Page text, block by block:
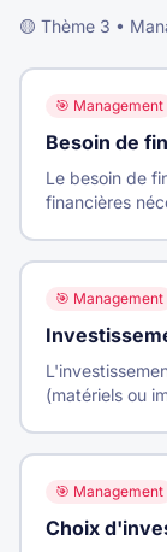
🟡 Thème 3 •
🎯 Management
Besoin de
Le besoin de
financières
🎯 Management
(matériels ou
🎯 Management
Choix